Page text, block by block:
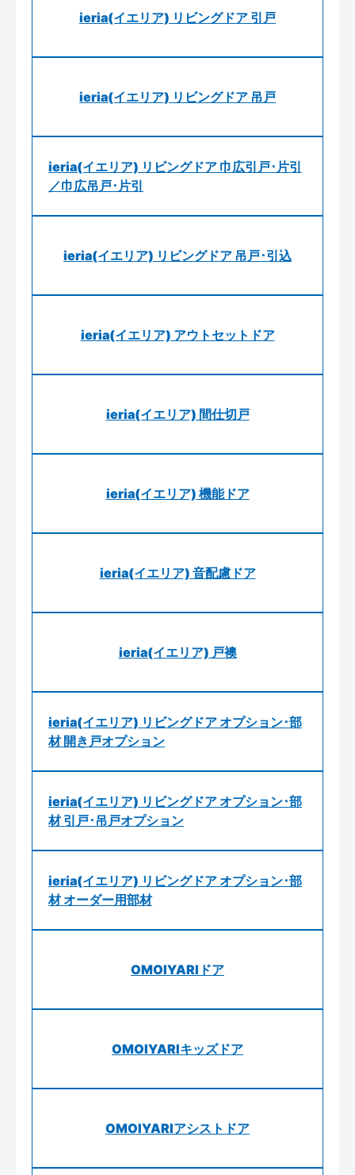
ieria(イエリア) リビングドア 引戸
ieria(イエリア) リビングドア 吊戸
ieria(イエリア) リビングドア 巾広引戸･片引
／巾広吊戸･片引
ieria(イエリア) リビングドア 吊戸･引込
ieria(イエリア) アウトセットドア
ieria(イエリア) 間仕切戸
ieria(イエリア) 機能ドア
ieria(イエリア) 音配慮ドア
ieria(イエリア) 戸襖
ieria(イエリア) リビングドア オプション･部
材 開き戸オプション
ieria(イエリア) リビングドア オプション･部
材 引戸･吊戸オプション
ieria(イエリア) リビングドア オプション･部
材 オーダー用部材
OMOIYARIドア
OMOIYARIキッズドア
OMOIYARIアシストドア